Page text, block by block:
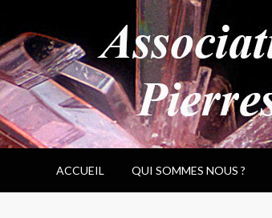
et Fossiles
ACCUEIL QUI SOMMES NOUS ?